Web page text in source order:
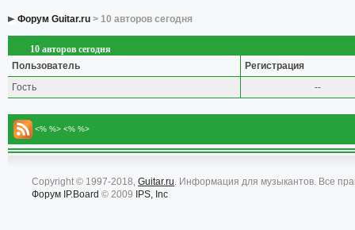
Форум Guitar.ru > 10 авторов сегодня
10 авторов сегодня
Пользователь
Регистрация
Гость
--
<% %> <% %>
Copyright © 1997-2018, Guitar.ru. Информация для музыкантов. Все
Форум IP.Board © 2009 IPS, Inc